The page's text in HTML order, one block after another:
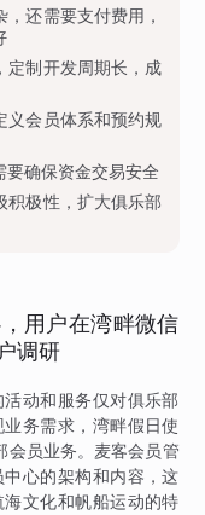
还需要支付费用，
定制开发周期长，成
义会员体系和预约规
确保资金交易安全
积极性，扩大俱乐部
用户在湾畔微信
调研
动和服务仅对俱乐部
务需求，湾畔假日使
会员业务。麦客会员管
心的架构和内容，这
文化和帆船运动的特